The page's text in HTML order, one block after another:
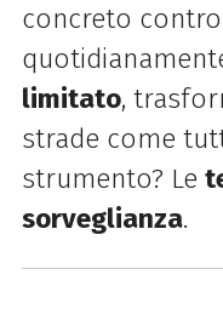
concreto
limitato,
strade come
strumento? Le
sorveglianza.